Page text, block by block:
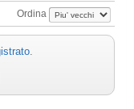
Ordina
.